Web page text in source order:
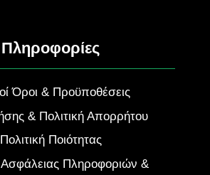
Πληροφορίες
Όροι & Προϋποθέσεις
& Πολιτική Απορρήτου
Πολιτική Ποιότητας
Ασφάλειας Πληροφοριών &